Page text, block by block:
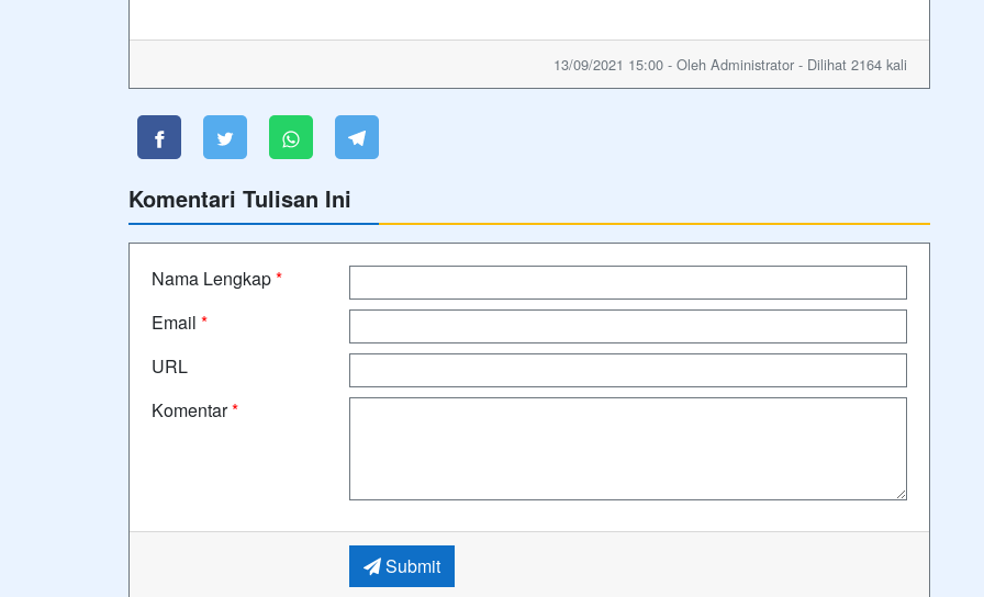
13/09/2021 15:00 - Oleh Administrator - Dilihat 2164 kali
Komentari Tulisan Ini
Nama Lengkap*
Email *
URL
Komentar*
Submit